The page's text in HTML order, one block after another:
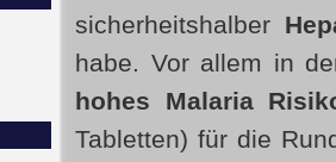
sicherheitshalber
habe. Vor allem in
hohes Malaria
Tabletten) für die